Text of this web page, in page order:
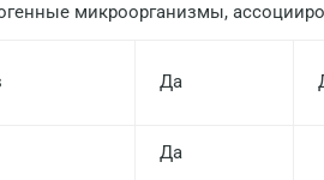
микроорганизмы,
Да
Да